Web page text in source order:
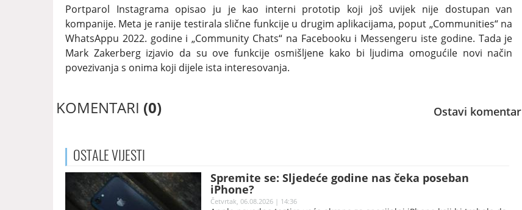
Portparol Instagrama opisao ju je kao interni prototip koji još uvijek nije dostupan van
kompanije. Meta je ranije testirala slične funkcije u drugim aplikacijama, poput „Communities“ na
WhatsAppu 2022. godine i „Community Chats“ na Facebooku i Messengeru iste godine. Tada je
Mark Zakerberg izjavio da su ove funkcije osmišljene kako bi ljudima omogućile novi način
povezivanja s onima koji dijele ista interesovanja.
KOMENTARI (0) Ostavi komentar
OSTALEVIJESTI
Spremite se: Sljedeće godine nas čeka poseban
iPhone?
Četvrtak, 06.08.2026 | 14:36